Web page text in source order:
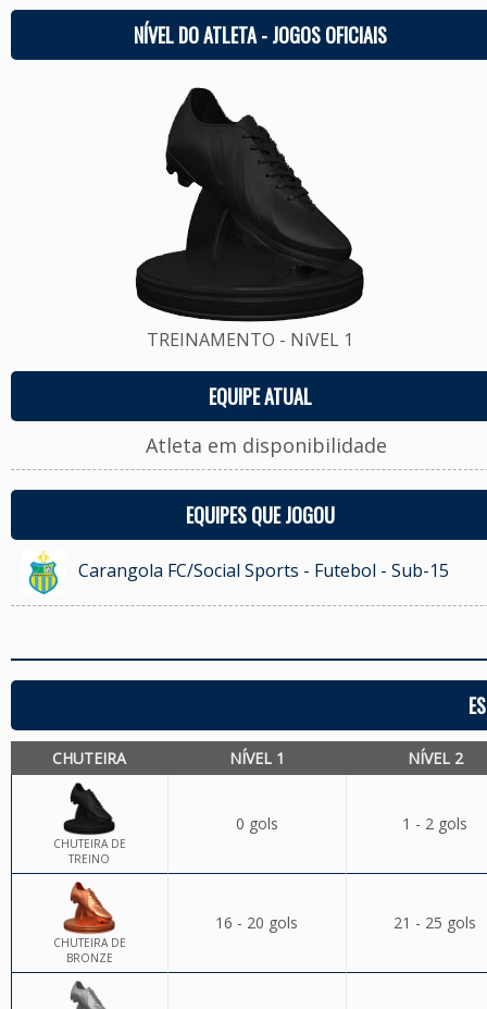
NÍVEL DO ATLETA - JOGOS OFICIAIS
TREINAMENTO - NíVEL 1
EQUIPE ATUAL
Atleta em disponibilidade
EQUIPES QUE JOGOU
Carangola FC/Social Sports - Futebol - Sub-15
CHUTEIRA NÍVEL 1 NÍVEL 2
CHUTEIRA DE
TREINO
0 gols 1 - 2 gols
CHUTEIRA DE
BRONZE
16 - 20 gols 21 - 25 gols